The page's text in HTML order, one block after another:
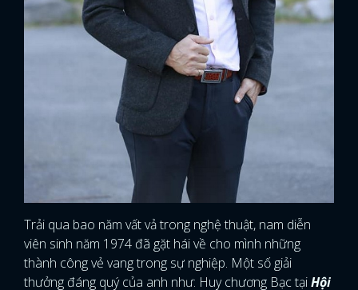
Trải qua bao năm vất vả trong nghệ thuật, nam diễn
viên sinh năm 1974 đã gặt hái về cho mình những
thành công vẻ vang trong sự nghiệp. Một số giải
thưởng đáng quý của anh như: Huy chương Bạc tạiHội